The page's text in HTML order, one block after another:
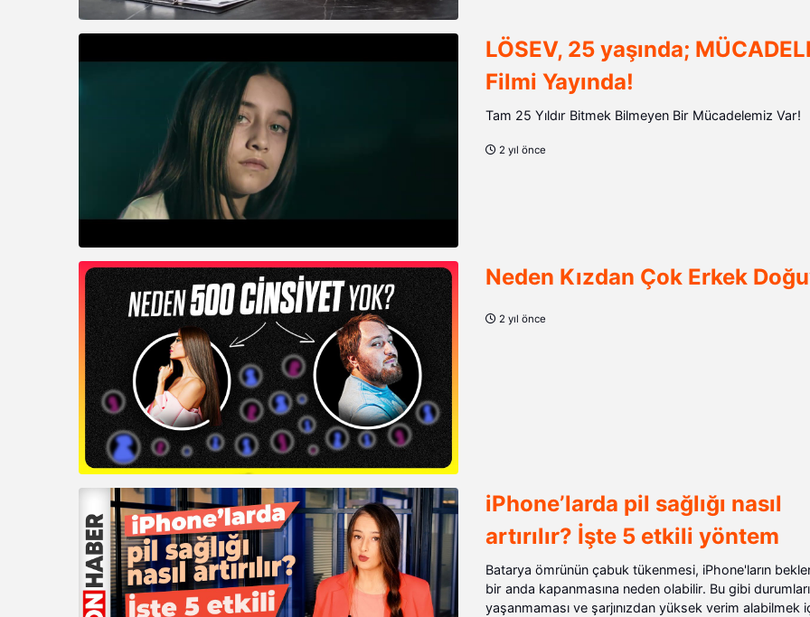
LÖSEV, 25 yaşında;
Filmi Yayında!
Tam 25 Yıldır Bitmek Bilmeyen Bir Mücadelemiz Var!
2 yıl önce
Neden Kızdan Çok Erkek
2 yıl önce
iPhone’larda pil sağlığı nasıl
artırılır? İşte 5 etkili yöntem
Batarya ömrünün çabuk tükenmesi, iPhone'ların
bir anda kapanmasına neden olabilir. Bu gibi
yaşanmaması ve şarjınızdan yüksek verim alabilmek